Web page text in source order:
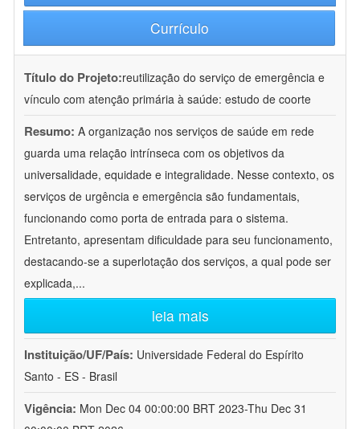
Currículo
Título do Projeto:reutilização do serviço de emergência e
vínculo com atenção primária à saúde: estudo de coorte
Resumo: A organização nos serviços de saúde em rede
guarda uma relação intrínseca com os objetivos da
universalidade, equidade e integralidade. Nesse contexto, os
serviços de urgência e emergência são fundamentais,
funcionando como porta de entrada para o sistema.
Entretanto, apresentam dificuldade para seu funcionamento,
destacando-se a superlotação dos serviços, a qual pode ser
explicada,...
leia mais
Instituição/UF/País: Universidade Federal do Espírito
Santo - ES - Brasil
Vigência: Mon Dec 04 00:00:00 BRT 2023-Thu Dec 31